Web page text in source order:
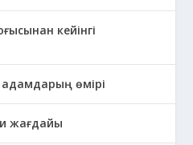
кейінгі
адамдарың өмірі
жағдайы